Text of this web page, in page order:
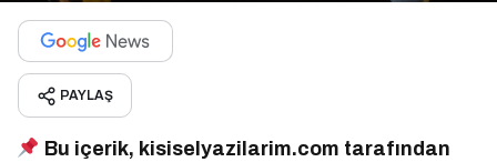
PAYLAŞ
Bu içerik, kisiselyazilarim.com tarafından